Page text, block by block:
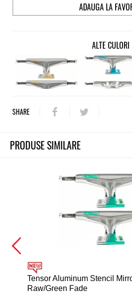
ADAUGA LA
ALTE CULORI
SHARE
PRODUSE SIMILARE
Tensor Aluminum Stencil
Raw/Green Fade